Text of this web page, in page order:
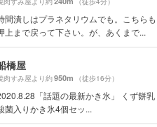
間潰しはプラネタリウムでも。こちらも
上まで戻って下さい。が、あくまで...
橋屋
肉すみ屋より約950m （徒歩16分）
「話題の最新かき氷」 くず餅乳
菌入りかき氷4個セッ...